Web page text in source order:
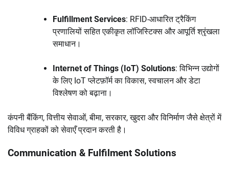
Fulfillment Services: RFID-आधारित ट्रैकिंग
प्रणालियों सहित एकीकृत लॉजिस्टिक्स और आपूर्ति श्रृंखला
समाधान।
Internet of Things (IoT) Solutions: विभिन्न उद्योगों
के लिए IoT प्लेटफ़ॉर्म का विकास, स्वचालन और डेटा
विश्लेषण को बढ़ाना।
कंपनी बैंकिंग, वित्तीय सेवाओं, बीमा, सरकार, खुदरा और विनिर्माण जैसे क्षेत्रों में
विविध ग्राहकों को सेवाएँ प्रदान करती है।
Communication & Fulfilment Solutions